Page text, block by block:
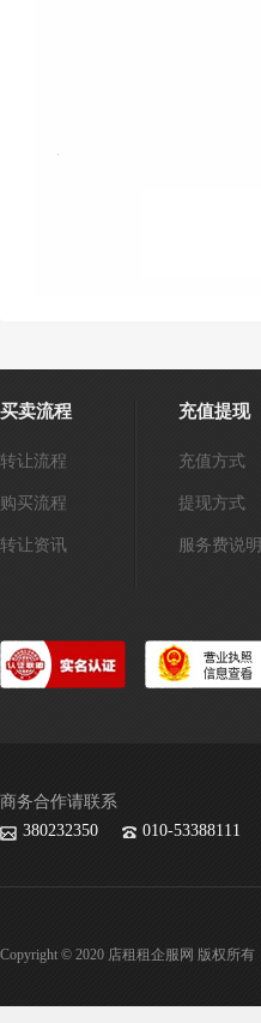
买卖流程
转让流程
购买流程
转让资讯
充值提现
充值方式
提现方式
服务费说明
商务合作请联系
380232350
010-53388111
Copyright © 2020 店租租企服网 版权所有